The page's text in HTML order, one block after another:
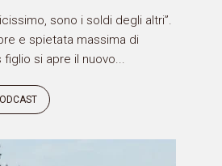
sono i soldi degli altri”.
e spietata massima di
si apre il nuovo...